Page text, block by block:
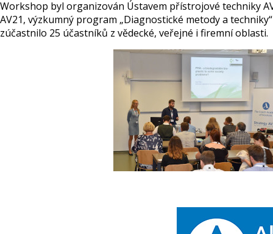
Workshop byl organizován Ústavem přístrojové techniky
AV21, výzkumný program „Diagnostické metody a
zúčastnilo 25 účastníků z vědecké, veřejné i firemní oblasti.